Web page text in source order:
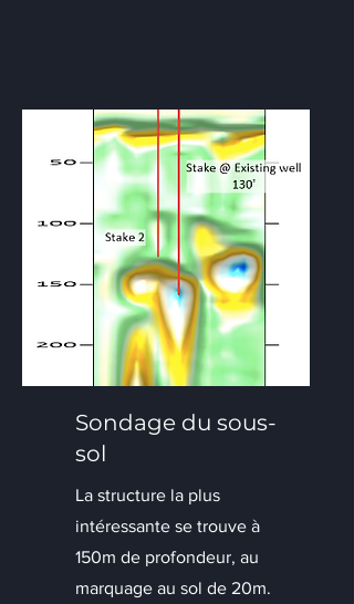
Sondage du sous-
sol
La structure la plus
intéressante se trouve à
150m de profondeur, au
marquage au sol de 20m.